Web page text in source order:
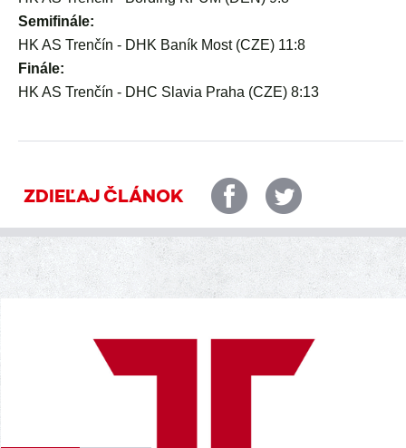
Semifinále:
HK AS Trenčín - DHK Baník Most (CZE) 11:8
Finále:
HK AS Trenčín - DHC Slavia Praha (CZE) 8:13
ZDIEĽAJ ČLÁNOK